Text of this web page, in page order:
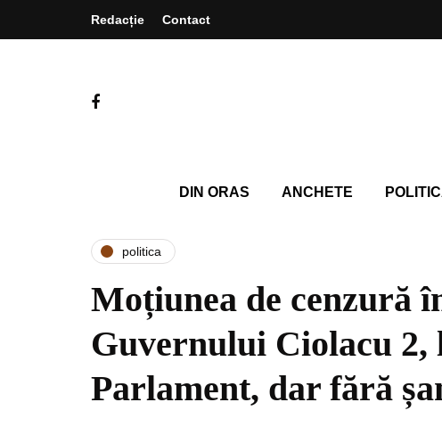
Redacție Contact
DIN ORAS ANCHETE
politica
Moțiunea de cenzură
Guvernului Ciolacu 2,
Parlament, dar fără